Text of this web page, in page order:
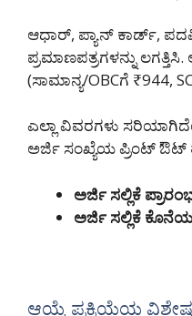
ಆಧಾರ್, ಪ್ಯಾನ್ ಕಾರ್ಡ್,
ಪ್ರಮಾಣಪತ್ರಗಳನ್ನು
(ಸಾಮಾನ್ಯ/OBCಗೆ ₹944,
ಎಲ್ಲಾ ವಿವರಗಳು
ಅರ್ಜಿ ಸಂಖ್ಯೆಯ ಪ್ರಿಂಟ್ ಔಟ್
ಅರ್ಜಿ ಸಲ್ಲಿಕೆ
ಅರ್ಜಿ ಸಲ್ಲಿಕೆ
ಆಯ್ಕೆ ಪ್ರಕ್ರಿಯೆಯ